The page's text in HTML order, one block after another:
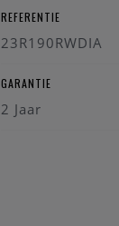
REFERENTIE
23R190RWDIA
GARANTIE
2 Jaar